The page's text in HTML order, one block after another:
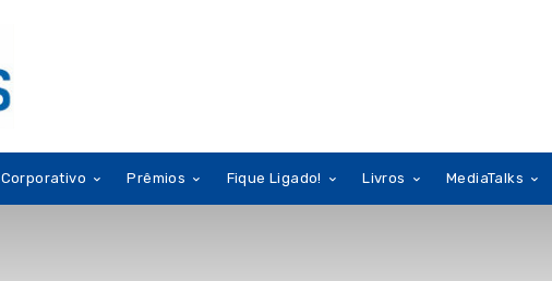
Corporativo Prêmios Fique Ligado! Livros MediaTalks